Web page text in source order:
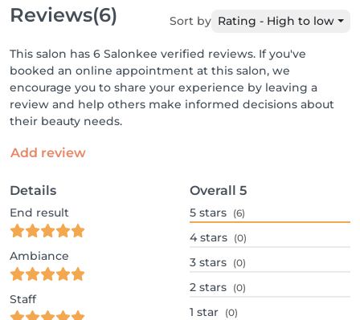
Reviews(6) Sort by Rating - High to low
This salon has 6 Salonkee verified reviews. If you've
booked an online appointment at this salon, we
encourage you to share your experience by leaving a
review and help others make informed decisions about
their beauty needs.
Add review
Details
End result
Ambiance
Staff
Overall 5
5 stars (6)
4 stars (0)
3 stars (0)
2 stars (0)
1 star (0)